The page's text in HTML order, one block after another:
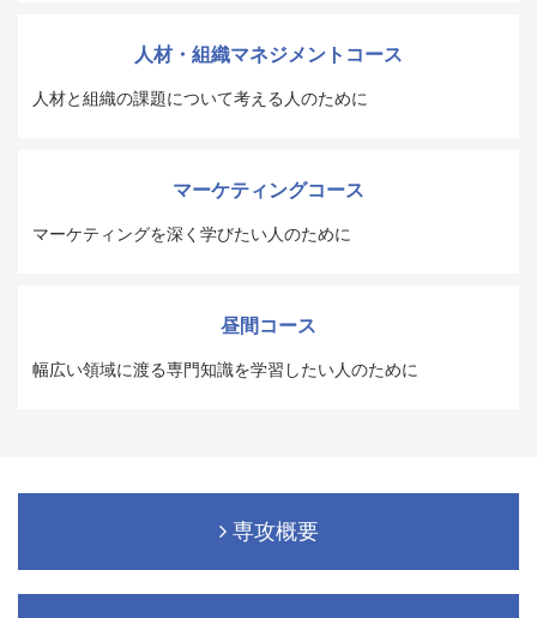
人材・組織マネジメントコース
人材と組織の課題について考える人のために
マーケティングコース
マーケティングを深く学びたい人のために
昼間コース
幅広い領域に渡る専門知識を学習したい人のために
専攻概要